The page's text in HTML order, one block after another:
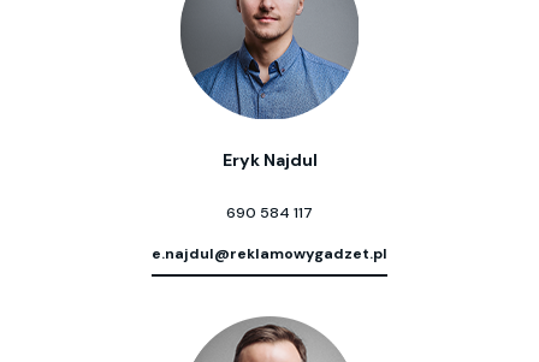
Eryk Najdul
690 584 117
e.najdul@reklamowygadzet.pl